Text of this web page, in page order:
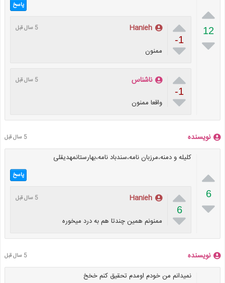

12

پاسخ

-1

Hanieh 5 سال قبل
ممنون

-1

ناشناس 5 سال قبل
واقعا ممنون
نویسنده 5 سال قبل

6

کلیله و دمنه،مرزبان نامه،سندباد نامه،بهارستانمهدیقلی
پاسخ

6

Hanieh 5 سال قبل
ممنونم همین چندتا هم به درد میخوره
نویسنده 5 سال قبل
نمیدانم من خودم اومدم تحقیق کنم خخخ